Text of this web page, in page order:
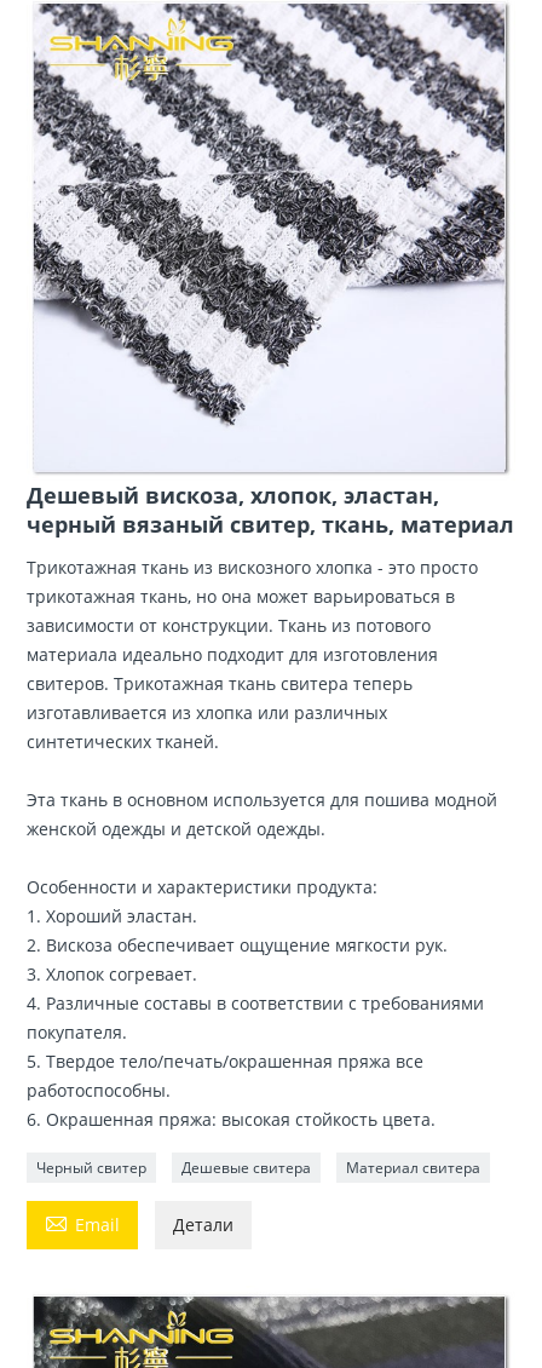
Дешевый вискоза, хлопок, эластан,
черный вязаный свитер, ткань, материал
Трикотажная ткань из вискозного хлопка - это просто
трикотажная ткань, но она может варьироваться в
зависимости от конструкции. Ткань из потового
материала идеально подходит для изготовления
свитеров. Трикотажная ткань свитера теперь
изготавливается из хлопка или различных
синтетических тканей.
Эта ткань в основном используется для пошива модной
женской одежды и детской одежды.
Особенности и характеристики продукта:
1. Хороший эластан.
2. Вискоза обеспечивает ощущение мягкости рук.
3. Хлопок согревает.
4. Различные составы в соответствии с требованиями
покупателя.
5. Твердое тело/печать/окрашенная пряжа все
работоспособны.
6. Окрашенная пряжа: высокая стойкость цвета.
Черный свитер Дешевые свитера Материал свитера
 Email Детали